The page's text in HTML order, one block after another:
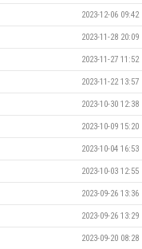
2023-12-06 09:42
2023-11-28 20:09
2023-11-27 11:52
2023-11-22 13:57
2023-10-30 12:38
2023-10-09 15:20
2023-10-04 16:53
2023-10-03 12:55
2023-09-26 13:36
2023-09-26 13:29
2023-09-20 08:28